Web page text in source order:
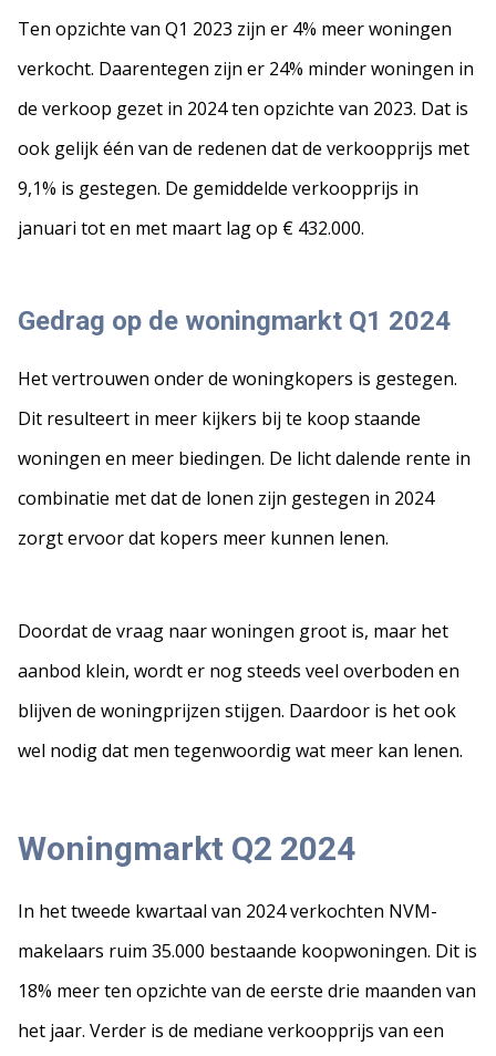
Ten opzichte van Q1 2023 zijn er 4% meer woningen
verkocht. Daarentegen zijn er 24% minder woningen in
de verkoop gezet in 2024 ten opzichte van 2023. Dat is
ook gelijk één van de redenen dat de verkoopprijs met
9,1% is gestegen. De gemiddelde verkoopprijs in
januari tot en met maart lag op € 432.000.
Gedrag op de woningmarkt Q1 2024
Het vertrouwen onder de woningkopers is gestegen.
Dit resulteert in meer kijkers bij te koop staande
woningen en meer biedingen. De licht dalende rente in
combinatie met dat de lonen zijn gestegen in 2024
zorgt ervoor dat kopers meer kunnen lenen.
Doordat de vraag naar woningen groot is, maar het
aanbod klein, wordt er nog steeds veel overboden en
blijven de woningprijzen stijgen. Daardoor is het ook
wel nodig dat men tegenwoordig wat meer kan lenen.
Woningmarkt Q2 2024
In het tweede kwartaal van 2024 verkochten NVM-
makelaars ruim 35.000 bestaande koopwoningen. Dit is
18% meer ten opzichte van de eerste drie maanden van
het jaar. Verder is de mediane verkoopprijs van een